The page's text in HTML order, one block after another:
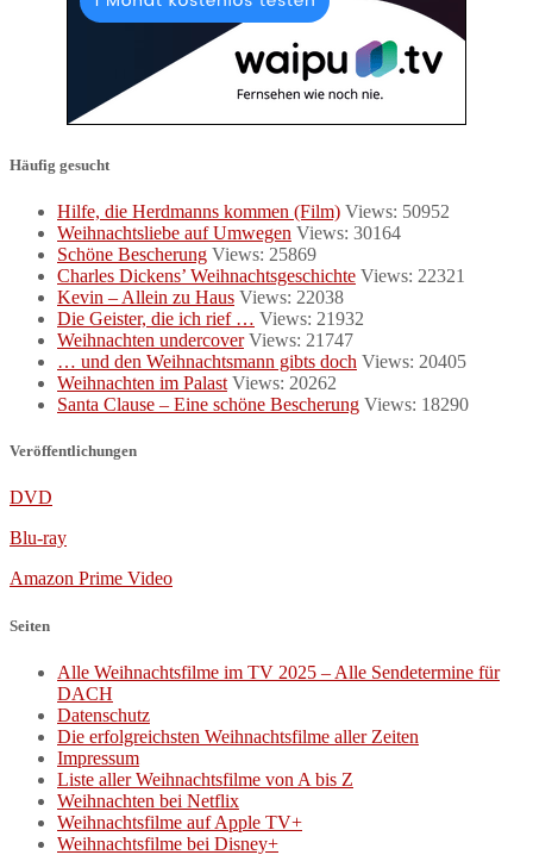
Häufig gesucht
Hilfe, die Herdmanns kommen (Film) Views: 50952
Weihnachtsliebe auf Umwegen Views: 30164
Schöne Bescherung Views: 25869
Charles Dickens’ Weihnachtsgeschichte Views: 22321
Kevin – Allein zu Haus Views: 22038
Die Geister, die ich rief … Views: 21932
Weihnachten undercover Views: 21747
… und den Weihnachtsmann gibts doch Views: 20405
Weihnachten im Palast Views: 20262
Santa Clause – Eine schöne Bescherung Views: 18290
Veröffentlichungen
DVD
Blu-ray
Amazon Prime Video
Seiten
Alle Weihnachtsfilme im TV 2025 – Alle Sendetermine für
DACH
Datenschutz
Die erfolgreichsten Weihnachtsfilme aller Zeiten
Impressum
Liste aller Weihnachtsfilme von A bis Z
Weihnachten bei Netflix
Weihnachtsfilme auf Apple TV+
Weihnachtsfilme bei Disney+